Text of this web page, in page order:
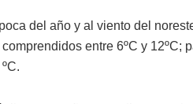
del año y al viento del
entre 6ºC y 12ºC;